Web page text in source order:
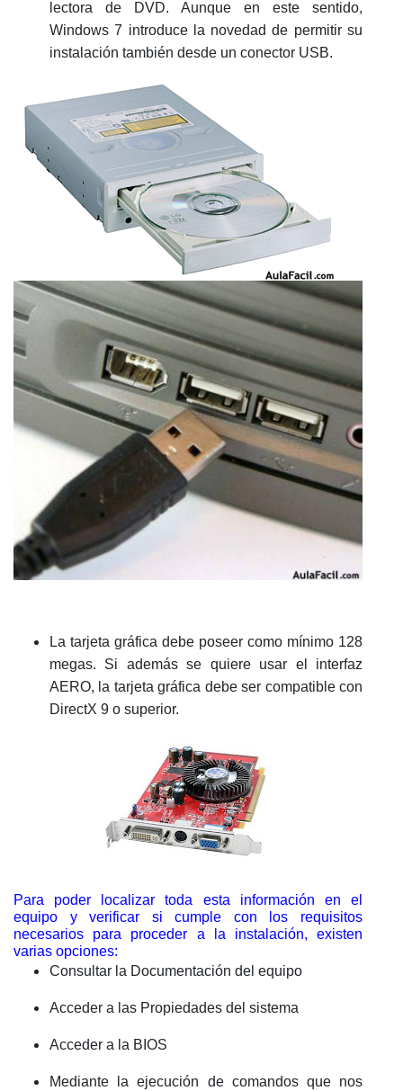
lectora de DVD. Aunque en este sentido,
Windows 7 introduce la novedad de permitir su
instalación también desde un conector USB.
La tarjeta gráfica debe poseer como mínimo 128
megas. Si además se quiere usar el interfaz
AERO, la tarjeta gráfica debe ser compatible con
DirectX 9 o superior.
Para poder localizar toda esta información en el
equipo y verificar si cumple con los requisitos
necesarios para proceder a la instalación, existen
varias opciones:
Consultar la Documentación del equipo
Acceder a las Propiedades del sistema
Acceder a la BIOS
Mediante la ejecución de comandos que nos